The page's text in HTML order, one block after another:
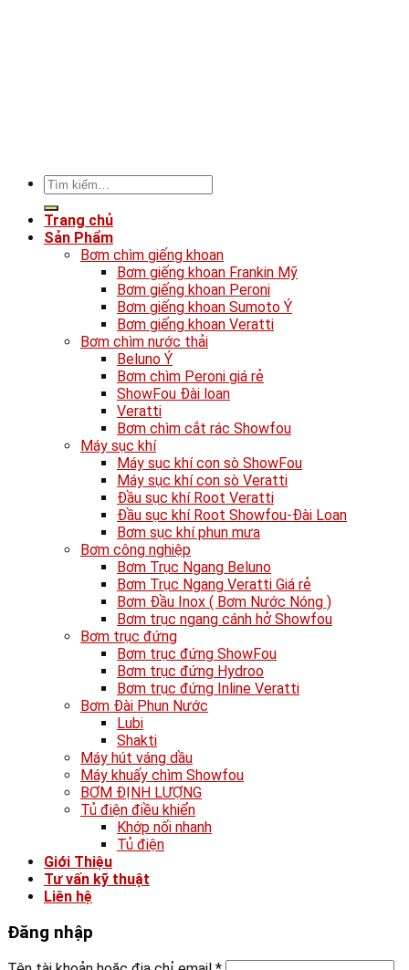
Tìm
Trang chủ
Sản Phẩm
Bơm chìm giếng khoan
Bơm giếng khoan Frankin Mỹ
Bơm giếng khoan Peroni
Bơm giếng khoan Sumoto Ý
Bơm giếng khoan Veratti
Bơm chìm nước thải
Beluno Ý
Bơm chìm Peroni giá rẻ
ShowFou Đài loan
Veratti
Bơm chìm cắt rác Showfou
Máy sục khí
Máy sục khí con sò ShowFou
Máy sục khí con sò Veratti
Đầu sục khí Root Veratti
Đầu sục khí Root Showfou-Đài Loan
Bơm sục khí phun mưa
Bơm công nghiệp
Bơm Trục Ngang Beluno
Bơm Trục Ngang Veratti Giá rẻ
Bơm Đầu Inox ( Bơm Nước Nóng )
Bơm trục ngang cánh hở Showfou
Bơm trục đứng
Bơm trục đứng ShowFou
Bơm trục đứng Hydroo
Bơm trục đứng Inline Veratti
Bơm Đài Phun Nước
Lubi
Shakti
Máy hút váng dầu
Máy khuấy chìm Showfou
BƠM ĐỊNH LƯỢNG
Tủ điện điều khiển
Khớp nối nhanh
Tủ điện
Giới Thiệu
Tư vấn kỹ thuật
Liên hệ
Đăng nhập